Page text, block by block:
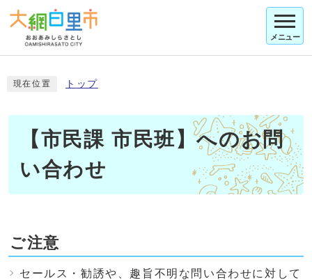
メニュー
現在位置 トップ
【市民課 市民班】へのお問
い合わせ
ご注意
セールス・勧誘や、趣旨不明な問い合わせに対して